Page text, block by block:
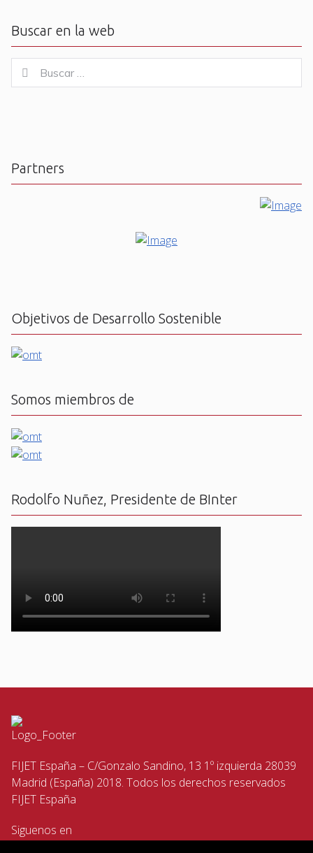
Buscar en la web
for:
Buscar
Partners
Objetivos de Desarrollo Sostenible
Somos miembros de
Rodolfo Nuñez, Presidente de BInter
FIJET España – C/Gonzalo Sandino, 13 1º izquierda 28039
Madrid (España) 2018. Todos los derechos reservados
FIJET España
Siguenos en